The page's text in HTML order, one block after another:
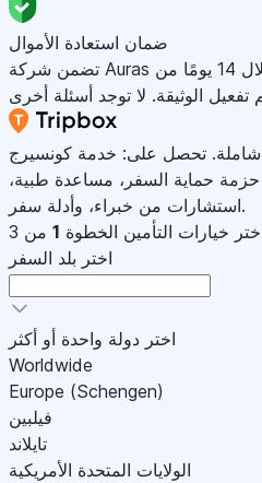
ضمان استعادة الأموال
تضمن شركة Auras للتأمين استرداد من المبلغ خلال 14 يومًا من
تحصل على: خدمة كونسيرج
مدار الساعة 24/7، حزمة حماية السفر، مساعدة طبية،
استشارات من خبراء، وأدلة سفر.
خيارات التأمين الخطوة 1 من 3
اختر بلد السفر
اختر دولة واحدة أو أكثر
Worldwide
Europe (Schengen)
فيلبين
تايلاند
الولايات المتحدة الأمريكية